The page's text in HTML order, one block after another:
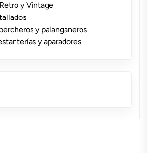
y Vintage
y palanganeros
y aparadores